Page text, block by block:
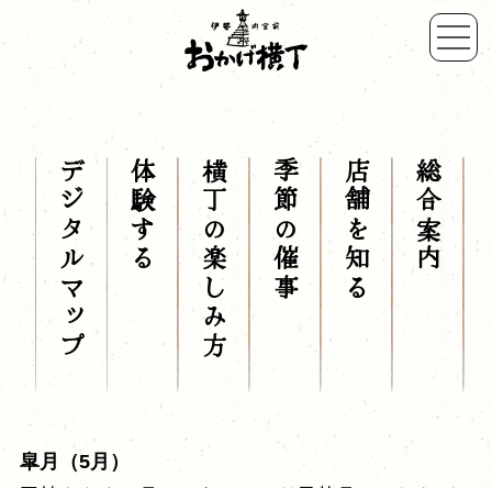
総合案内
店舗を知る
季節の催事
横丁の楽しみ方
体験する
デジタルマップ
皐月（5月）